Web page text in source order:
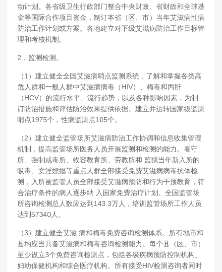
动计划。各省级卫生行政部门整合中央财政、省财政和全球基
金等国际合作项目资金，制订本省（区、市）当年艾滋病性病
防治工作计划或方案。各地建立对下级艾滋病防治工作目标管
理和考核机制。
2．监测检测。
（1）建立健全全国艾滋病哨点监测系统，了解和掌握各类高
危人群和一般人群中艾滋病病毒（HIV）、梅毒和丙肝
（HCV）的流行水平、流行趋势，以及各种影响因素，为制
订防治措施和评估防治效果提供依据。建立并运转国家级监测
哨点1975个，性病监测点105个。
（2）建立健全监管场所艾滋病防治工作协调和信息收集管理
机制，提高监管场所医务人员开展监测和检测的能力。看守
所、强制戒毒所、收容教育所、劳教所和 监狱当年新入所的
吸毒、卖淫嫖娼等重点人群全部接受免费艾滋病病毒抗体检
测，入所被监管人员全部接受艾滋病预防和行为干预教育，符
合治疗条件的病人逐步纳 入国家免费治疗计划。全国监管场
所咨询检测总人数应达到143.3万人，培训监管场所工作人员
达到57340人。
（3）建立健全艾滋 病和梅毒免费咨询检测体系。所有地市和
县均应当具备艾滋病和梅毒咨询检测能力。每个县（区、市）
至少设立3个免费咨询检测点，包括各级疾病预防控制机构、
妇幼保健机构和综合医疗机构。所有接受HIV检测咨询者同时